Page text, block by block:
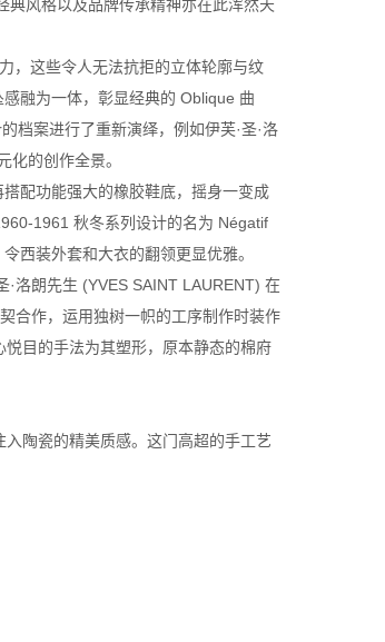
典风格以及品牌传承精神亦在此浑然天
，这些令人无法抗拒的立体轮廓与纹
融为一体，彰显经典的 Oblique 曲
档案进行了重新演绎，例如伊芙·圣·洛
的创作全景。
配功能强大的橡胶鞋底，摇身一变成
1961 秋冬系列设计的名为 Négatif
西装外套和大衣的翻领更显优雅。
朗先生 (YVES SAINT LAURENT) 在
合作，运用独树一帜的工序制作时装作
目的手法为其塑形，原本静态的棉府
陶瓷的精美质感。这门高超的手工艺